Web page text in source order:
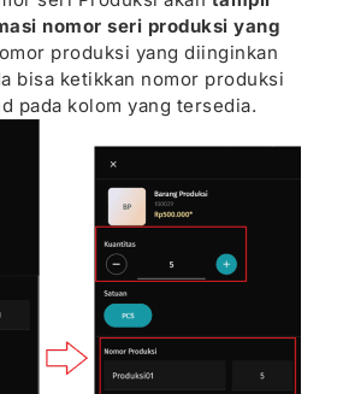
nomor seri produksi yang
produksi yang diinginkan
bisa ketikkan nomor produksi
pada kolom yang tersedia.